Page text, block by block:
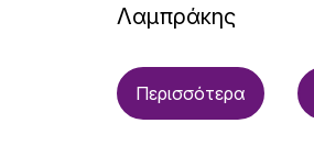
Λαμπράκης
Περισσότερα